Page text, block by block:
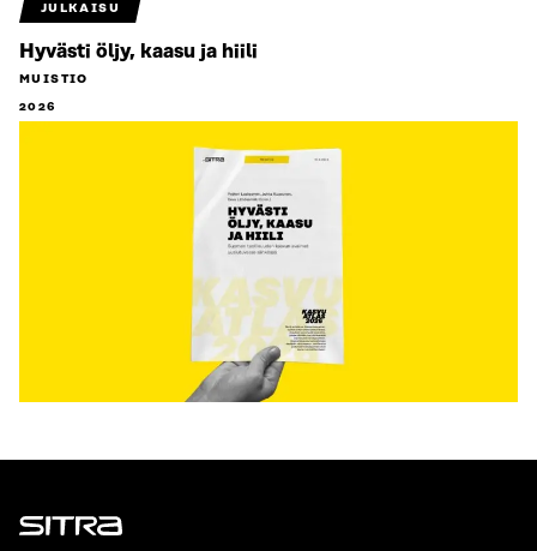
JULKAISU
Hyvästi öljy, kaasu ja hiili
MUISTIO
2026
Sitra